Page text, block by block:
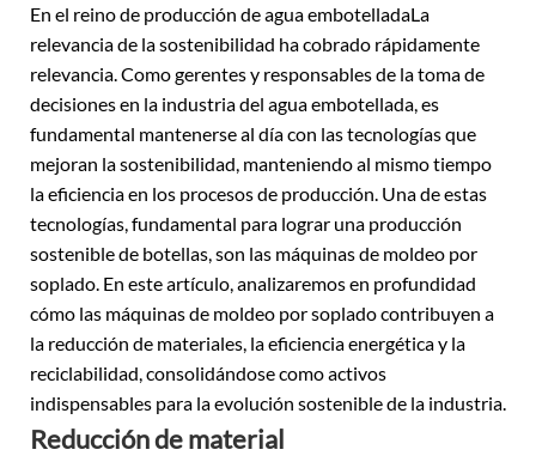
En el reino de producción de agua embotelladaLa
relevancia de la sostenibilidad ha cobrado rápidamente
relevancia. Como gerentes y responsables de la toma de
decisiones en la industria del agua embotellada, es
fundamental mantenerse al día con las tecnologías que
mejoran la sostenibilidad, manteniendo al mismo tiempo
la eficiencia en los procesos de producción. Una de estas
tecnologías, fundamental para lograr una producción
sostenible de botellas, son las máquinas de moldeo por
soplado. En este artículo, analizaremos en profundidad
cómo las máquinas de moldeo por soplado contribuyen a
la reducción de materiales, la eficiencia energética y la
reciclabilidad, consolidándose como activos
indispensables para la evolución sostenible de la industria.
Reducción de material